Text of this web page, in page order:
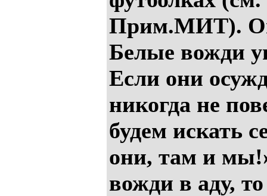
Прим.МИТ).
Белые вожди
Если они
никогда не
будем искать
они, там и
вожди в аду,